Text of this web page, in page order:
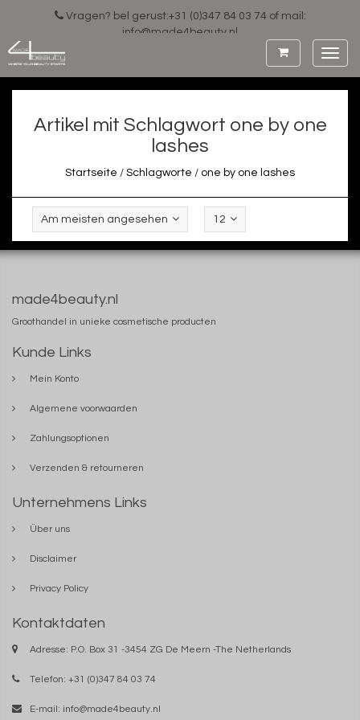
Vragen? bel gerust:+31 (0)347 84 03 74 of mail:
info@made4beauty.nl
Artikel mit Schlagwort one by one
lashes
Startseite / Schlagworte / one by one lashes
Am meisten angesehen 12
made4beauty.nl
Groothandel in unieke cosmetische producten
Kunde Links
Mein Konto
Algemene voorwaarden
Zahlungsoptionen
Verzenden & retourneren
Unternehmens Links
Über uns
Disclaimer
Privacy Policy
Kontaktdaten
Adresse: P.O. Box 31 -3454 ZG De Meern -The Netherlands
Telefon: +31 (0)347 84 03 74
E-mail: info@made4beauty.nl